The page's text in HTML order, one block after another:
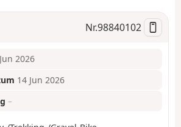
Nr.98840102
2026
14 Jun 2026
–